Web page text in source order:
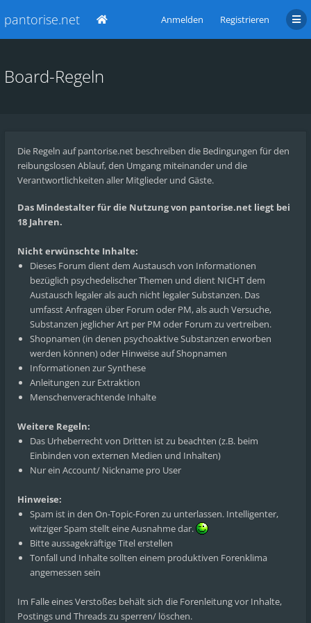
pantorise.net Anmelden Registrieren
Board-Regeln
Die Regeln auf pantorise.net beschreiben die Bedingungen für den
reibungslosen Ablauf, den Umgang miteinander und die
Verantwortlichkeiten aller Mitglieder und Gäste.
Das Mindestalter für die Nutzung von pantorise.net liegt bei
18 Jahren.
Nicht erwünschte Inhalte:
Dieses Forum dient dem Austausch von Informationen
bezüglich psychedelischer Themen und dient NICHT dem
Austausch legaler als auch nicht legaler Substanzen. Das
umfasst Anfragen über Forum oder PM, als auch Versuche,
Substanzen jeglicher Art per PM oder Forum zu vertreiben.
Shopnamen (in denen psychoaktive Substanzen erworben
werden können) oder Hinweise auf Shopnamen
Informationen zur Synthese
Anleitungen zur Extraktion
Menschenverachtende Inhalte
Weitere Regeln:
Das Urheberrecht von Dritten ist zu beachten (z.B. beim
Einbinden von externen Medien und Inhalten)
Nur ein Account/ Nickname pro User
Hinweise:
Spam ist in den On-Topic-Foren zu unterlassen. Intelligenter,
witziger Spam stellt eine Ausnahme dar.
Bitte aussagekräftige Titel erstellen
Tonfall und Inhalte sollten einem produktiven Forenklima
angemessen sein
Im Falle eines Verstoßes behält sich die Forenleitung vor Inhalte,
Postings und Threads zu sperren/ löschen.